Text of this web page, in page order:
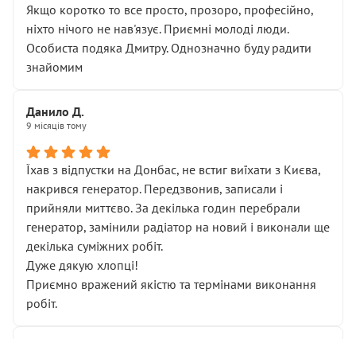
Якщо коротко то все просто, прозоро, професійно,
ніхто нічого не нав'язує. Приємні молоді люди.
Особиста подяка Дмитру. Однозначно буду радити
знайомим
Данило Д.
9 місяців тому
Їхав з відпустки на Донбас, не встиг виїхати з Києва,
накрився генератор. Передзвонив, записали і
прийняли миттєво. За декілька годин перебрали
генератор, замінили радіатор на новий і виконали ще
декілька суміжних робіт.
Дуже дякую хлопці!
Приємно вражений якістю та термінами виконання
робіт.